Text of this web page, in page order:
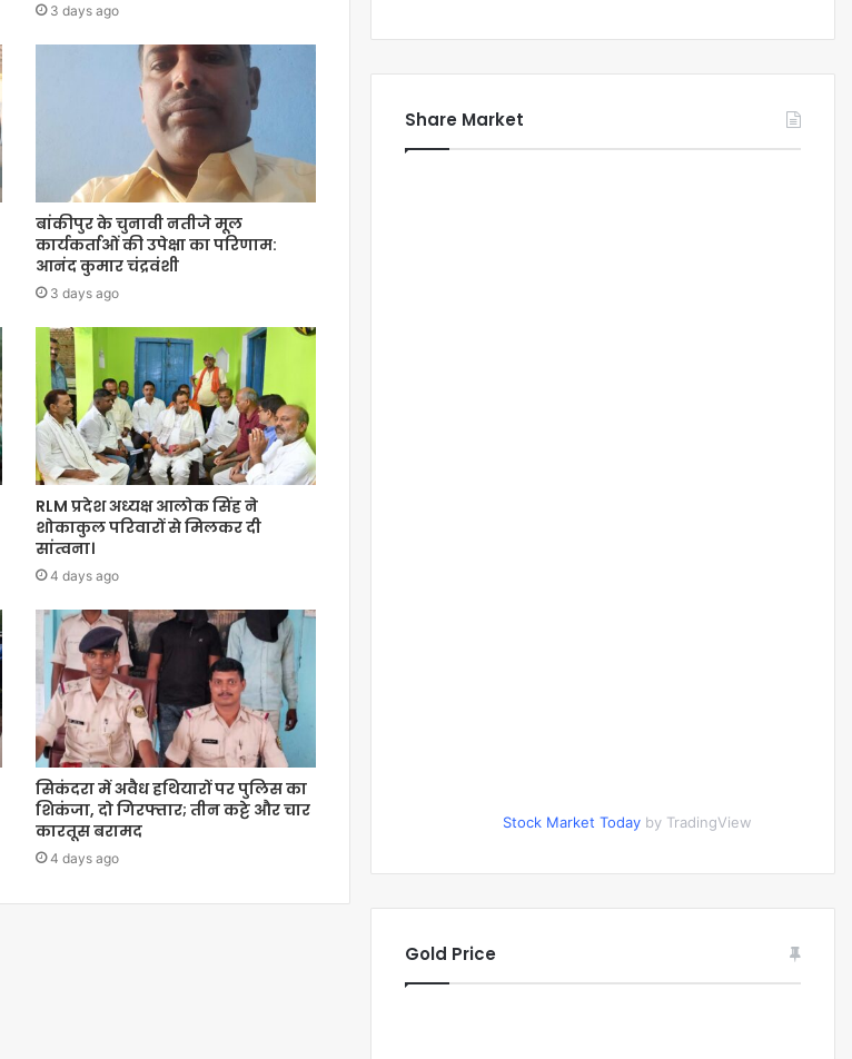
3 days ago
बांकीपुर के चुनावी नतीजे मूल
कार्यकर्ताओं की उपेक्षा का परिणाम:
आनंद कुमार चंद्रवंशी
3 days ago
RLM प्रदेश अध्यक्ष आलोक सिंह ने
शोकाकुल परिवारों से मिलकर दी
सांत्वना।
4 days ago
सिकंदरा में अवैध हथियारों पर पुलिस का
शिकंजा, दो गिरफ्तार; तीन कट्टे और चार
कारतूस बरामद
4 days ago
Share Market
Stock Market Today by TradingView
Gold Price